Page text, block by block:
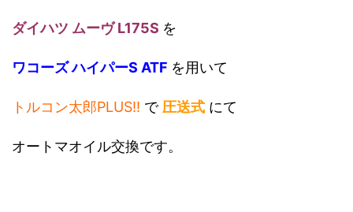
ダイハツ ムーヴ L175S を
ワコーズ ハイパーS ATF を用いて
トルコン太郎PLUS!! で 圧送式 にて
オートマオイル交換です。